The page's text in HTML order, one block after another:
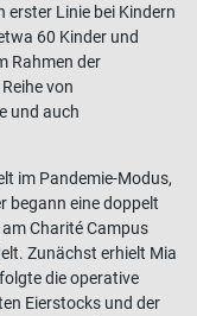
erster Linie bei Kindern
60 Kinder und
Rahmen der
von
und auch
im Pandemie-Modus,
begann eine doppelt
Charité Campus
Zunächst erhielt Mia
die operative
Eierstocks und der